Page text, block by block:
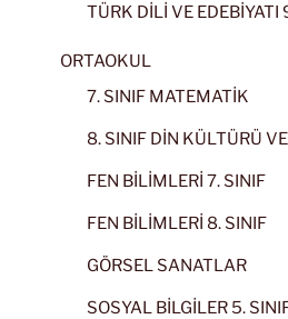
TÜRK DİLİ VE EDEBİYATI
ORTAOKUL
7. SINIF MATEMATİK
8. SINIF DİN KÜLTÜRÜ
FEN BİLİMLERİ 7. SINIF
FEN BİLİMLERİ 8. SINIF
GÖRSEL SANATLAR
SOSYAL BİLGİLER 5.